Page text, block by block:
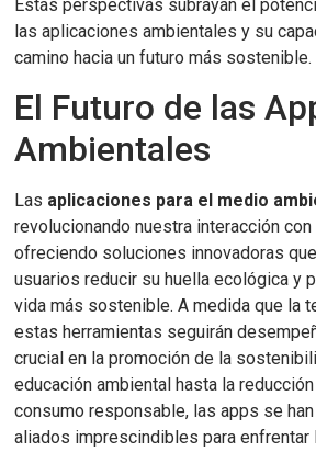
Estas perspectivas subrayan el
las aplicaciones ambientales y su
camino hacia un futuro más sostenible.
El Futuro de las
Ambientales
Las aplicaciones para el medio
revolucionando nuestra interacción
ofreciendo soluciones innovadoras
usuarios reducir su huella ecológica y
vida más sostenible. A medida que la
estas herramientas seguirán
crucial en la promoción de la
educación ambiental hasta la
consumo responsable, las apps se
aliados imprescindibles para